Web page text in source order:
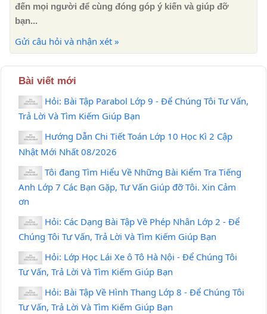
đến mọi người để cùng đóng góp ý kiến ​​và giúp đỡ
bạn...
Gửi câu hỏi và nhận xét »
Bài viết mới
Hỏi: Bài Tập Parabol Lớp 9 - Để Chúng Tôi Tư Vấn,
Trả Lời Và Tìm Kiếm Giúp Bạn
Hướng Dẫn Chi Tiết Toán Lớp 10 Học Kì 2 Cập
Nhật Mới Nhất 08/2026
Tôi đang Tìm Hiểu Về Những Bài Kiểm Tra Tiếng
Anh Lớp 7 Các Bạn Gặp, Tư Vấn Giúp đỡ Tôi. Xin Cảm
ơn
Hỏi: Các Dạng Bài Tập Về Phép Nhân Lớp 2 - Để
Chúng Tôi Tư Vấn, Trả Lời Và Tìm Kiếm Giúp Bạn
Hỏi: Lớp Học Lái Xe ô Tô Hà Nội - Để Chúng Tôi
Tư Vấn, Trả Lời Và Tìm Kiếm Giúp Bạn
Hỏi: Bài Tập Về Hình Thang Lớp 8 - Để Chúng Tôi
Tư Vấn, Trả Lời Và Tìm Kiếm Giúp Bạn